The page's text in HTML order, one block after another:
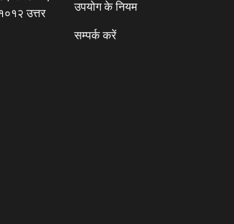
उत्तर
उपयोग के नियम
सम्पर्क करें